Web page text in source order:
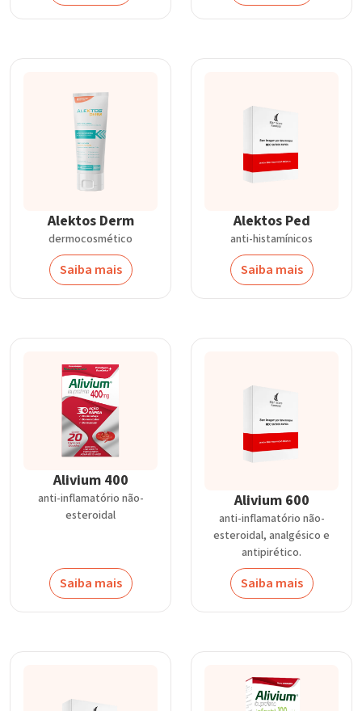
Alektos Derm
dermocosmético
Saiba mais
Alektos Ped
anti-histamínicos
Saiba mais
Alivium 400
anti-inflamatório não-
esteroidal
Saiba mais
Alivium 600
anti-inflamatório não-
esteroidal, analgésico e
antipirético.
Saiba mais